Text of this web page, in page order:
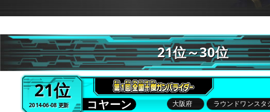
21位～30位
21位
2014-06-08 更新 コヤーン 大阪府 ラウンドワンスタ